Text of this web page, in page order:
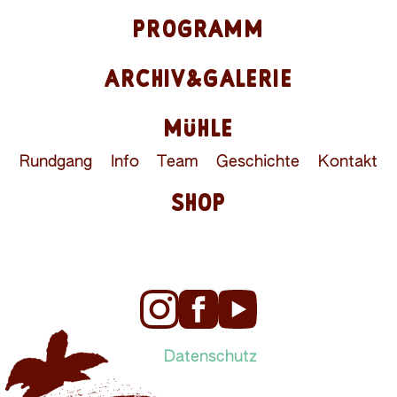
PROGRAMM
ARCHIV&GALERIE
MÜHLE
Rundgang Info Team Geschichte Kontakt
SHOP
Datenschutz